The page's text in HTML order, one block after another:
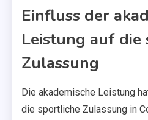
Einfluss der
Leistung auf
Zulassung
Die akademische Leistung
die sportliche Zulassung in